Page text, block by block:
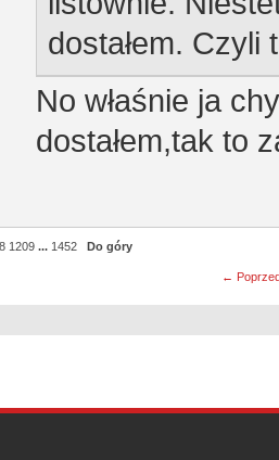
dostałem. Czyli
No właśnie ja
dostałem,tak to
1209 ... 1452 Do góry
←